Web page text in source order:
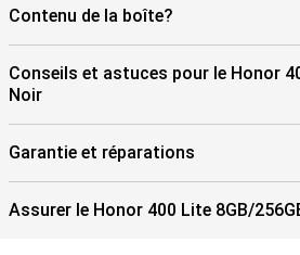
Contenu de la boîte?
Conseils et astuces pour le Honor
Noir
Garantie et réparations
Assurer le Honor 400 Lite 8GB/